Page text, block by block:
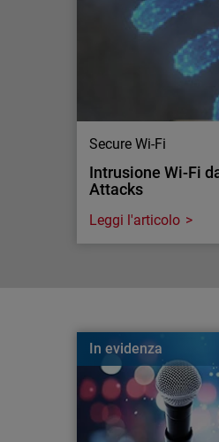
aziendali. Scopri
sicurezza.
Secure Wi-Fi
Intrusione Wi-Fi
Attacks
Cos’è un Nearest
colpire le aziende e
Leggi l'articolo
In evidenza